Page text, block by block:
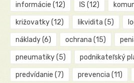
informácie (12) IS (12)
križovatky(12) likvidita (5)
náklady(6) ochrana (15)
pneumatiky(5) podnikateľský
predvídanie (7) prevencia (11)